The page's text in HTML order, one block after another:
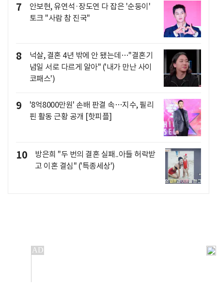
7
안보현, 유연석·장도연 다 잡은 '순둥이'
토크 "사람 참 진국"
8
넉살, 결혼 4년 밖에 안 됐는데…"결혼기
념일 서로 다르게 알아" ('내가 만난 사이
코패스')
9
'8억8000만원' 손배 판결 속…지수, 필리
핀 활동 근황 공개 [핫피플]
10
방은희 "두 번의 결혼 실패..아들 허락받
고 이혼 결심" ('특종세상')